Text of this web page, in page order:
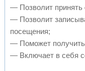
— Позволит принять
— Позволит
посещения;
— Поможет получить
— Включает в себя